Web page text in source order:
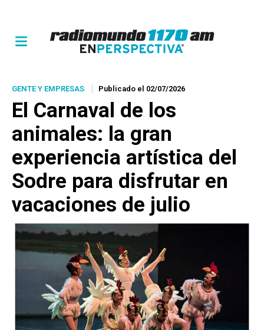
GENTE Y EMPRESAS Publicado el 02/07/2026
El Carnaval de los
animales: la gran
experiencia artística del
Sodre para disfrutar en
vacaciones de julio